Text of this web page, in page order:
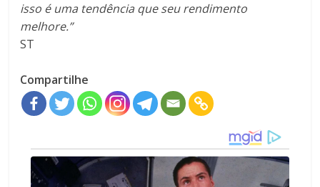
isso é uma tendência que seu rendimento
melhore.”
ST
Compartilhe